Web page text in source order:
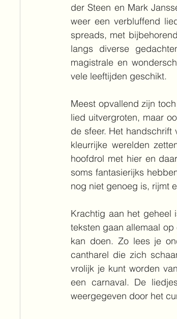
der Steen en Mark
weer een verbluffend
spreads, met
langs diverse
magistrale en
vele leeftijden geschikt.
Meest opvallend zijn
lied uitvergroten, maar
de sfeer. Het
kleurrijke werelden
hoofdrol met hier en
soms fantasierijks
nog niet genoeg is, rijmt
Krachtig aan het geheel
teksten gaan allemaal
kan doen. Zo lees je
cantharel die zich
vrolijk je kunt worden
een carnaval. De
weergegeven door het